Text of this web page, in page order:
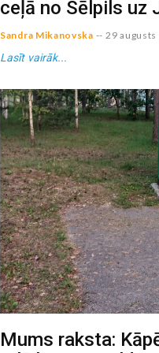
ceļā no Sēlpils uz
Sandra Mikanovska -- 29 augusts
Lasīt vairāk...
Mums raksta: